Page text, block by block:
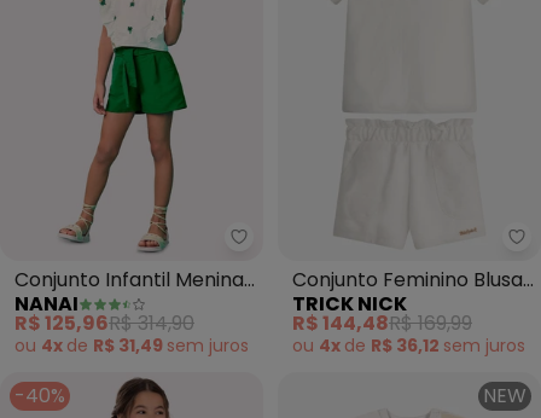
Nanai - Conjunto Infantil
Conjunto Infantil Menina
Coqueiros (Off White)
NANAI
R$ 125,96R$ 314,90
ou 4x de R$ 31,49 sem juros
Conjunto Feminino Blusa
com Shorts (Bege)
TRICK NICK
R$ 144,48R$ 169,99
ou 4x de R$ 36,12 sem juros
-40% NEW